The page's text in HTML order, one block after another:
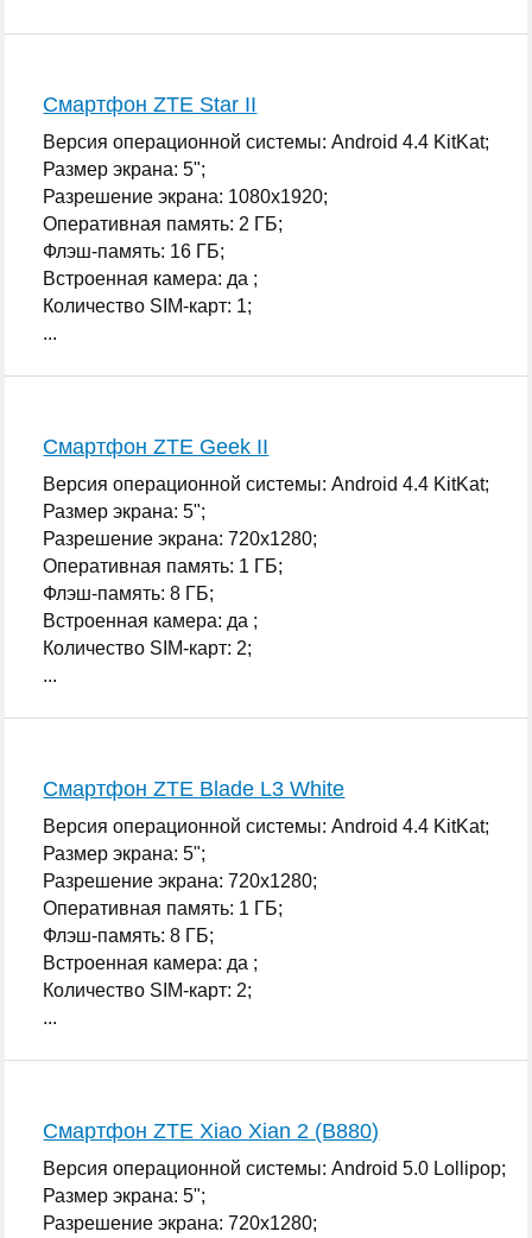
Смартфон ZTE Star II
Версия операционной системы: Android 4.4 KitKat;
Размер экрана: 5";
Разрешение экрана: 1080x1920;
Оперативная память: 2 ГБ;
Флэш-память: 16 ГБ;
Встроенная камера: да ;
Количество SIM-карт: 1;
...
Смартфон ZTE Geek II
Версия операционной системы: Android 4.4 KitKat;
Размер экрана: 5";
Разрешение экрана: 720x1280;
Оперативная память: 1 ГБ;
Флэш-память: 8 ГБ;
Встроенная камера: да ;
Количество SIM-карт: 2;
...
Смартфон ZTE Blade L3 White
Версия операционной системы: Android 4.4 KitKat;
Размер экрана: 5";
Разрешение экрана: 720x1280;
Оперативная память: 1 ГБ;
Флэш-память: 8 ГБ;
Встроенная камера: да ;
Количество SIM-карт: 2;
...
Смартфон ZTE Xiao Xian 2 (B880)
Версия операционной системы: Android 5.0 Lollipop;
Размер экрана: 5";
Разрешение экрана: 720x1280;